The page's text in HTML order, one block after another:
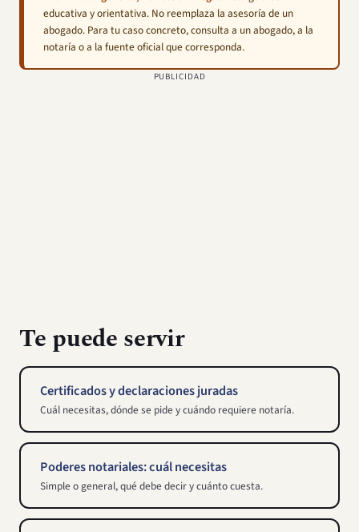
educativa y orientativa. No reemplaza la asesoría de un
abogado. Para tu caso concreto, consulta a un abogado, a la
notaría o a la fuente oficial que corresponda.
PUBLICIDAD
Te puede servir
Certificados y declaraciones juradas
Cuál necesitas, dónde se pide y cuándo requiere notaría.
Poderes notariales: cuál necesitas
Simple o general, qué debe decir y cuánto cuesta.